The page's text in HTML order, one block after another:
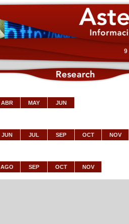
9
ABR MAY JUN
JUN JUL SEP OCT NOV
AGO SEP OCT NOV